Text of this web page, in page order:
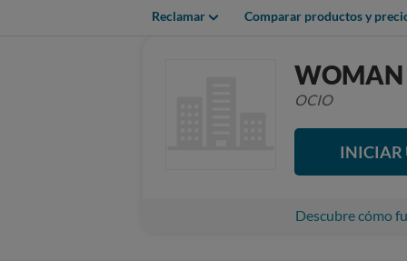
Reclamar Comparar productos y
WOMAN
OCIO
INICIAR
Descubre cómo